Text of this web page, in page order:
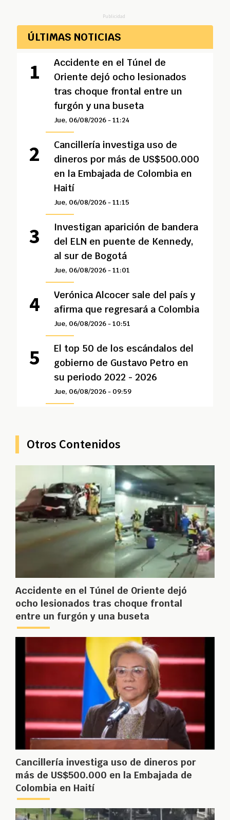
Publicidad
ÚLTIMAS NOTICIAS
Accidente en el Túnel de
Oriente dejó ocho lesionados
tras choque frontal entre un
furgón y una buseta
Jue, 06/08/2026 - 11:24
Cancillería investiga uso de
dineros por más de US$500.000
en la Embajada de Colombia en
Haití
Jue, 06/08/2026 - 11:15
Investigan aparición de bandera
del ELN en puente de Kennedy,
al sur de Bogotá
Jue, 06/08/2026 - 11:01
Verónica Alcocer sale del país y
afirma que regresará a Colombia
Jue, 06/08/2026 - 10:51
El top 50 de los escándalos del
gobierno de Gustavo Petro en
su periodo 2022 - 2026
Jue, 06/08/2026 - 09:59
Otros Contenidos
Accidente en el Túnel de Oriente dejó
ocho lesionados tras choque frontal
entre un furgón y una buseta
Cancillería investiga uso de dineros por
más de US$500.000 en la Embajada de
Colombia en Haití